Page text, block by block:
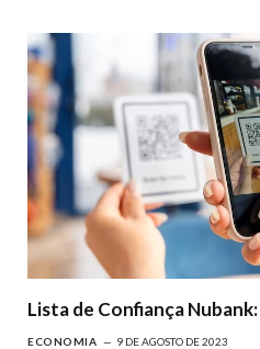
Lista de Confiança
ECONOMIA 9 DE AGOSTO DE 2023